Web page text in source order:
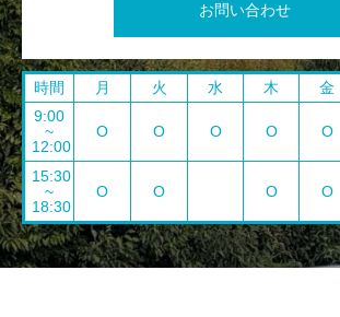
お問い合わせ
時間 月 火 水 木 金
9:00
~
12:00
O O O O O
15:30
~
18:30
O O O O